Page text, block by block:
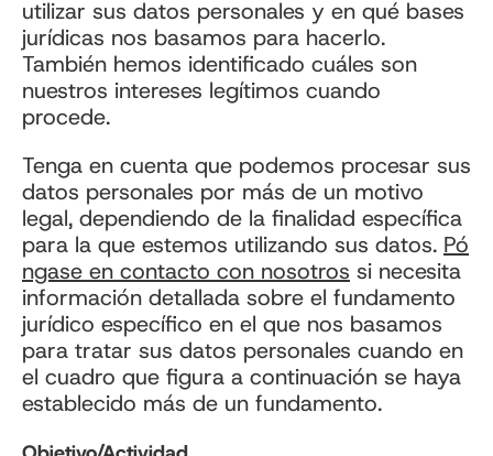
utilizar sus datos personales y en qué bases
jurídicas nos basamos para hacerlo.
También hemos identificado cuáles son
nuestros intereses legítimos cuando
procede.
Tenga en cuenta que podemos procesar sus
datos personales por más de un motivo
legal, dependiendo de la finalidad específica
para la que estemos utilizando sus datos. Pó
ngase en contacto con nosotros si necesita
información detallada sobre el fundamento
jurídico específico en el que nos basamos
para tratar sus datos personales cuando en
el cuadro que figura a continuación se haya
establecido más de un fundamento.